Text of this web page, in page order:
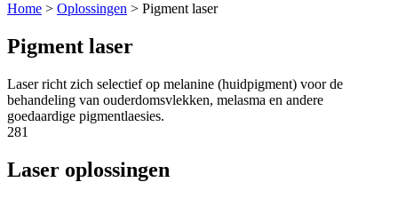
Home > Oplossingen > Pigment laser
Pigment laser
Laser richt zich selectief op melanine (huidpigment) voor de
behandeling van ouderdomsvlekken, melasma en andere
goedaardige pigmentlaesies.
281
Laser oplossingen